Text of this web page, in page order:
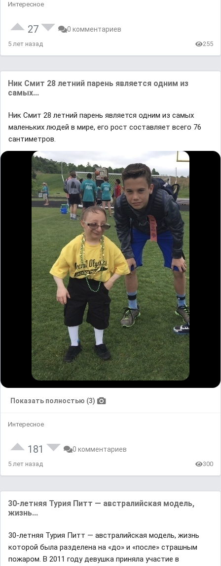
Интересное
27 0 комментариев
5 лет назад 255
Ник Смит 28 летний парень является одним из
самых...
Ник Смит 28 летний парень является одним из самых
маленьких людей в мире, его рост составляет всего 76
сантиметров.
Показать полностью (3)
Интересное
181 0 комментариев
5 лет назад 300
30-летняя Турия Питт — австралийская модель,
жизнь...
30-летняя Турия Питт — австралийская модель, жизнь
которой была разделена на «до» и «после» страшным
пожаром. В 2011 году девушка приняла участие в